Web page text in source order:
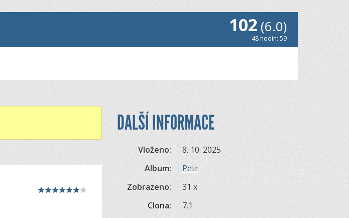
102 (6.0)
48 hodin: 59
DALŠÍ INFORMACE
Vloženo:
8. 10. 2025
Album:
Petr
Zobrazeno:
31 x
Clona:
7.1